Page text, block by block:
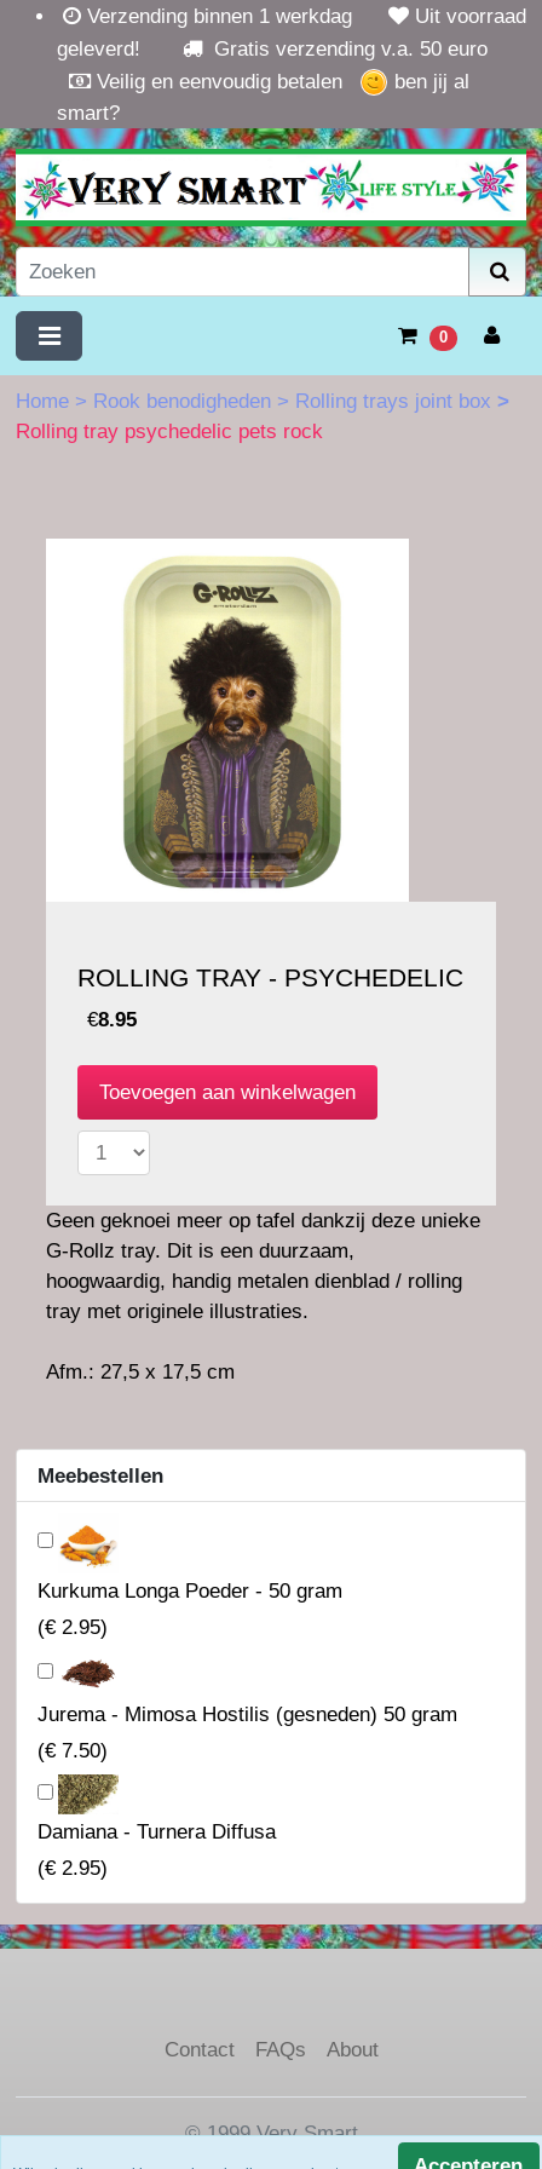
Verzending binnen 1 werkdag
Uit voorraad
geleverd!
Gratis verzending v.a. 50 euro
Veilig en eenvoudig betalen
ben jij al
smart?
0
Home > Rook benodigheden > Rolling trays joint box >
Rolling tray psychedelic pets rock
ROLLING TRAY - PSYCHEDELIC
€8.95
Geen geknoei meer op tafel dankzij deze unieke
G-Rollz tray. Dit is een duurzaam,
hoogwaardig, handig metalen dienblad / rolling
tray met originele illustraties.
Afm.: 27,5 x 17,5 cm
Meebestellen
Kurkuma Longa Poeder - 50 gram
(€ 2.95)
Jurema - Mimosa Hostilis (gesneden) 50 gram
(€ 7.50)
Damiana - Turnera Diffusa
(€ 2.95)
Contact FAQs About
© 1999 Very Smart